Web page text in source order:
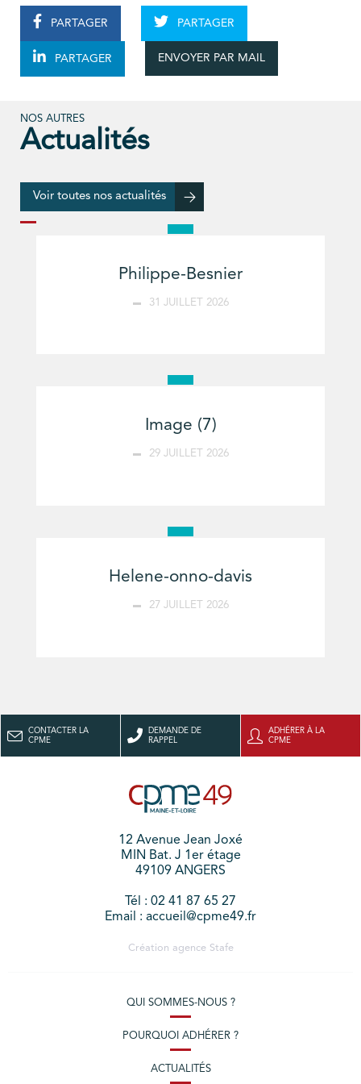
PARTAGER PARTAGER
PARTAGER ENVOYER PAR MAIL
NOS AUTRES
Actualités
Voir toutes nos actualités
Philippe-Besnier
31 JUILLET 2026
Image (7)
29 JUILLET 2026
Helene-onno-davis
27 JUILLET 2026
CONTACTER LA
CPME
DEMANDE DE
RAPPEL
ADHÉRER À LA
CPME
12 Avenue Jean Joxé
MIN Bat. J 1er étage
49109 ANGERS
Tél : 02 41 87 65 27
Email : accueil@cpme49.fr
Création agence Stafe
QUI SOMMES-NOUS ?
POURQUOI ADHÉRER ?
ACTUALITÉS